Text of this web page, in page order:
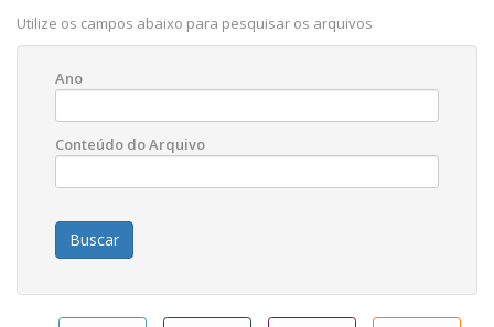
Utilize os campos abaixo para pesquisar os arquivos
Ano
Conteúdo do Arquivo